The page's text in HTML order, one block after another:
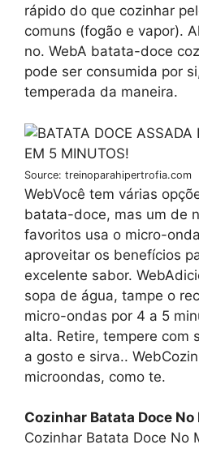
rápido do que cozinhar
comuns (fogão e vapor).
no. WebA batata-doce
pode ser consumida por
temperada da maneira.
Source: treinoparahipertrofia.com
WebVocê tem várias
batata-doce, mas um de
favoritos usa o micro-
aproveitar os benefícios
excelente sabor.
sopa de água, tampe o
micro-ondas por 4 a 5
alta. Retire, tempere com
a gosto e sirva..
microondas, como te.
Cozinhar Batata Doce
Cozinhar Batata Doce No